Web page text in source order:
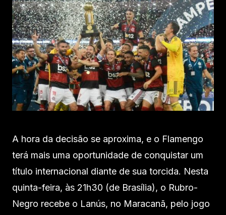
A hora da decisão se aproxima, e o Flamengo
terá mais uma oportunidade de conquistar um
título internacional diante de sua torcida. Nesta
quinta-feira, às 21h30 (de Brasília), o Rubro-
Negro recebe o Lanús, no Maracanã, pelo jogo